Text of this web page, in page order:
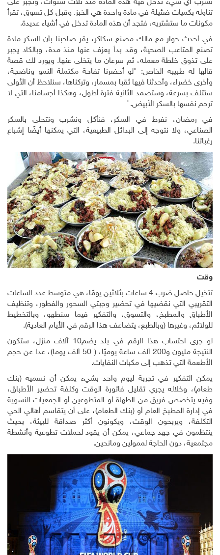
تشرب أي شيء تدخل فيه هذه المادة منذ ثلاث سنوات، وتُجبر على
تناوله بكميات ضئيلة في مادة واحدة هي الخبز. وقبل كل تسوق، تقرأ
مكونات ما ستشتريه، فتجد أن هذه المادة تدخل في أشياء عديدة.
في أحدث حوار مع مالك مصنع سكاكر، يقر صاحبنا بأن السكر مادة
تصنع المتاعب الصحية، وقد بدأ يعزف عنها منذ مدة، وبالكاد يجبر
على تذوق خلطة معمله، ثم سرعان ما يتخلى عنها. ويورد لك قصة
قالها له طبيبه الخاص: "لو أحضرنا تفاحة مكتملة النمو وناضجة،
وأخرى خضراء، وأحدثنا فيها ثقبا بمسمار، وتركناها، سنلاحظ أن الأولى
ستتلف بسرعة، وستصمد الثانية فترة أطول، وهكذا أجسامنا، التي لا
ترحم نفسها بالسكر الأبيض."
في رمضان، نفرط في السكر، فنأكل ونشرب ونتحلى بالسكر
الصناعي، ولا نتوجه إلى البدائل الطبيعية، التي يمكنها أيضًا إشباع
رغباتنا.
وقت
تتخيل حاصل ضرب 4 ساعات بثلاثين يومًا، هي متوسط عدد الساعات
التقريبي التي نقضيها في تحضير وجبتي السحور والفطور، وتنظيف
الأطباق والمطبخ، والتسوق، والتفكير فيما سنطهو، وبالتخطيط
للولائم، وغيرها (وبالطبع، يتضاعف هذا الرقم في الأيام العادية).
لو جرى احتساب هذا الرقم في بلد يضم10 آلاف منزل، ستكون
النتيجة مليون و200 ألف ساعة يوميًا، ( 50 ألف يوما)، عدا عن حجم
الأطعمة التي تذهب إلى مكبات النفايات.
يمكن التفكير في تجربة ليوم واحد بشيء يمكن أن نسميه (بنك
طعام)، وخلاله يجري تقليل فاتورة الوقت وكلفة تحضير الأطباق،
وفيه يتخصص فريق من الطهاة أو المتطوعين أو الجمعيات النسوية
في إدارة المطبخ العام أو (بنك الطعام)، على أن يتقاسم أهالي الحي
التكلفة، ويربحون الوقت، ويكونون أكثر صداقة للبيئة، بحيث
ينتظمون في جهد جماعي، يمكن أن يقود لحملات تطوعية وأنشطة
مجتمعية، دون الحاجة لممولين ومانحين.